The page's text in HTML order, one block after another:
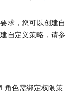
求，您可以创建自
自定义策略，请参
角色需绑定权限策